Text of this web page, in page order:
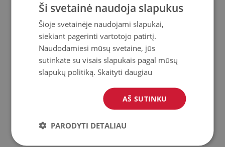
Storis:1,6mm
Didelis atsparumas spalvos pasikeitimui ir UV
spinduliams.
Gaminys lengvai valomas, atsparus dėmėms ir vandeniui.
Ši svetainė naudoja slapukus
Šioje svetainėje naudojami slapukai,
siekiant pagerinti vartotojo patirtį.
Naudodamiesi mūsų svetaine, jūs
sutinkate su visais slapukais pagal mūsų
slapukų politiką.Skaityti daugiau
AŠ SUTINKU
PARODYTI DETALIAU